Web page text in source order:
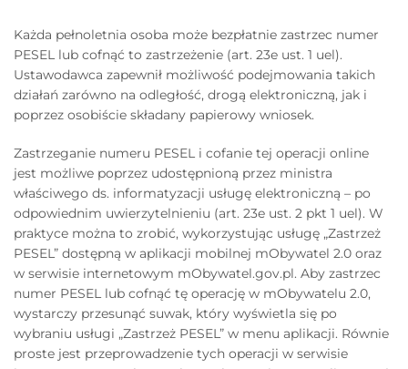
Każda pełnoletnia osoba może bezpłatnie zastrzec numer
PESEL lub cofnąć to zastrzeżenie (art. 23e ust. 1 uel).
Ustawodawca zapewnił możliwość podejmowania takich
działań zarówno na odległość, drogą elektroniczną, jak i
poprzez osobiście składany papierowy wniosek.
Zastrzeganie numeru PESEL i cofanie tej operacji online
jest możliwe poprzez udostępnioną przez ministra
właściwego ds. informatyzacji usługę elektroniczną – po
odpowiednim uwierzytelnieniu (art. 23e ust. 2 pkt 1 uel). W
praktyce można to zrobić, wykorzystując usługę „Zastrzeż
PESEL” dostępną w aplikacji mobilnej mObywatel 2.0 oraz
w serwisie internetowym mObywatel.gov.pl. Aby zastrzec
numer PESEL lub cofnąć tę operację w mObywatelu 2.0,
wystarczy przesunąć suwak, który wyświetla się po
wybraniu usługi „Zastrzeż PESEL” w menu aplikacji. Równie
proste jest przeprowadzenie tych operacji w serwisie